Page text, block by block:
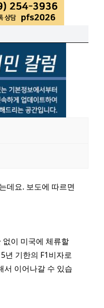
데요. 보도에 따르면
이 미국에 체류할
년 기한의 F1비자로
서 이어나갈 수 있습